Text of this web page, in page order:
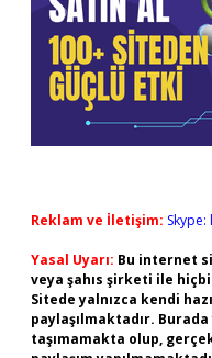
Reklam ve İletişim:
Yasal Uyarı: Bu internet
veya şahıs şirketi ile
Sitede yalnızca kendi
paylaşılmaktadır.
taşımamakta olup,